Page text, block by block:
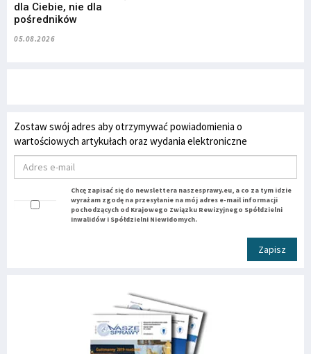
dla Ciebie, nie dla
pośredników
05.08.2026
Zostaw swój adres aby otrzymywać powiadomienia o
wartościowych artykułach oraz wydania elektroniczne
Chcę zapisać się do newslettera naszesprawy.eu, a co za tym idzie
wyrażam zgodę na przesyłanie na mój adres e-mail informacji
pochodzących od Krajowego Związku Rewizyjnego Spółdzielni
Inwalidów i Spółdzielni Niewidomych.
Zapisz